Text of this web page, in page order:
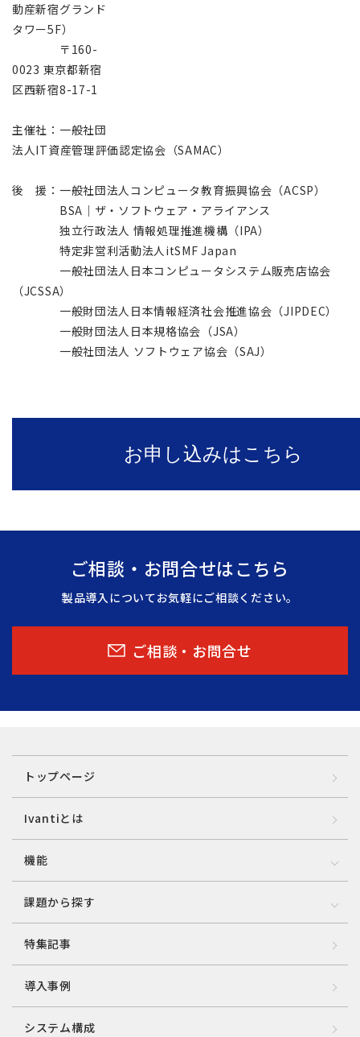
動産新宿グランド
タワー5F）
〒160-
0023 東京都新宿
区西新宿8-17-1
主催社：一般社団
法人IT資産管理評価認定協会（SAMAC）
後 援：一般社団法人コンピュータ教育振興協会（ACSP）
BSA｜ザ・ソフトウェア・アライアンス
独立行政法人 情報処理推進機構（IPA）
特定非営利活動法人itSMF Japan
一般社団法人日本コンピュータシステム販売店協会
（JCSSA）
一般財団法人日本情報経済社会推進協会（JIPDEC）
一般財団法人日本規格協会（JSA）
一般社団法人 ソフトウェア協会（SAJ）
ご相談・お問合せはこちら
製品導入についてお気軽にご相談ください。
ご相談・お問合せ
特集記事
導入事例
システム構成
トップページ
Ivantiとは
機能
課題から探す